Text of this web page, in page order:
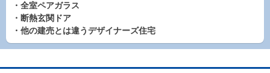
・全室ペアガラス
・断熱玄関ドア
・他の建売とは違うデザイナーズ住宅